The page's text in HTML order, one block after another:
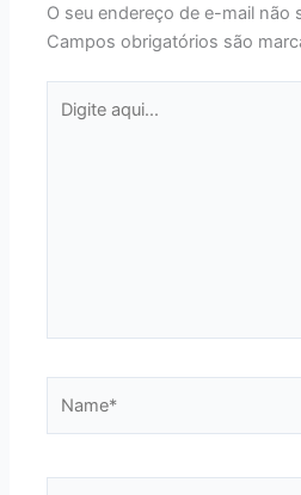
O seu endereço de e-mail não
Campos obrigatórios são
aqui...